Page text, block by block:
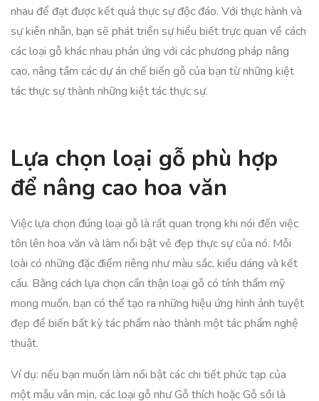
nhau để đạt được kết quả thực sự độc đáo. Với thực hành và
sự kiên nhẫn, bạn sẽ phát triển sự hiểu biết trực quan về cách
các loại gỗ khác nhau phản ứng với các phương pháp nâng
cao, nâng tầm các dự án chế biến gỗ của bạn từ những kiệt
tác thực sự thành những kiệt tác thực sự.
Lựa chọn loại gỗ phù hợp
để nâng cao hoa văn
Việc lựa chọn đúng loại gỗ là rất quan trọng khi nói đến việc
tôn lên hoa văn và làm nổi bật vẻ đẹp thực sự của nó. Mỗi
loài có những đặc điểm riêng như màu sắc, kiểu dáng và kết
cấu. Bằng cách lựa chọn cẩn thận loại gỗ có tính thẩm mỹ
mong muốn, bạn có thể tạo ra những hiệu ứng hình ảnh tuyệt
đẹp để biến bất kỳ tác phẩm nào thành một tác phẩm nghệ
thuật.
Ví dụ: nếu bạn muốn làm nổi bật các chi tiết phức tạp của
một mẫu vân mịn, các loại gỗ như Gỗ thích hoặc Gỗ sồi là